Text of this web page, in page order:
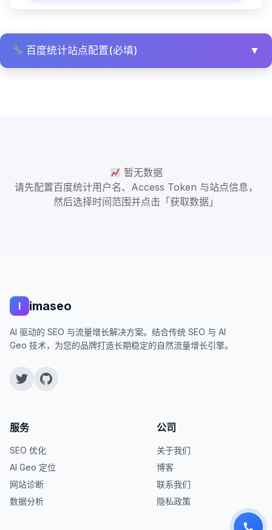
百度统计站点配置(必填) ▼
查看《imaseo百度统计 API 数据分析看板》操作说明
保存配置
清除配置
暂无数据
请先配置百度统计用户名、Access Token 与站点信息，
然后选择时间范围并点击「获取数据」
I imaseo
AI 驱动的 SEO 与流量增长解决方案。结合传统 SEO 与 AI
Geo 技术，为您的品牌打造长期稳定的自然流量增长引擎。
服务
SEO 优化
AI Geo 定位
网站诊断
数据分析
公司
关于我们
博客
联系我们
隐私政策